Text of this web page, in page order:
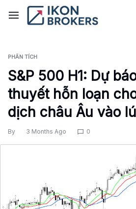
PHÂN TÍCH
S&P 500 H1: Dự
thuyết hỗn loạn
dịch châu Âu vào
By 3 Months Ago 0